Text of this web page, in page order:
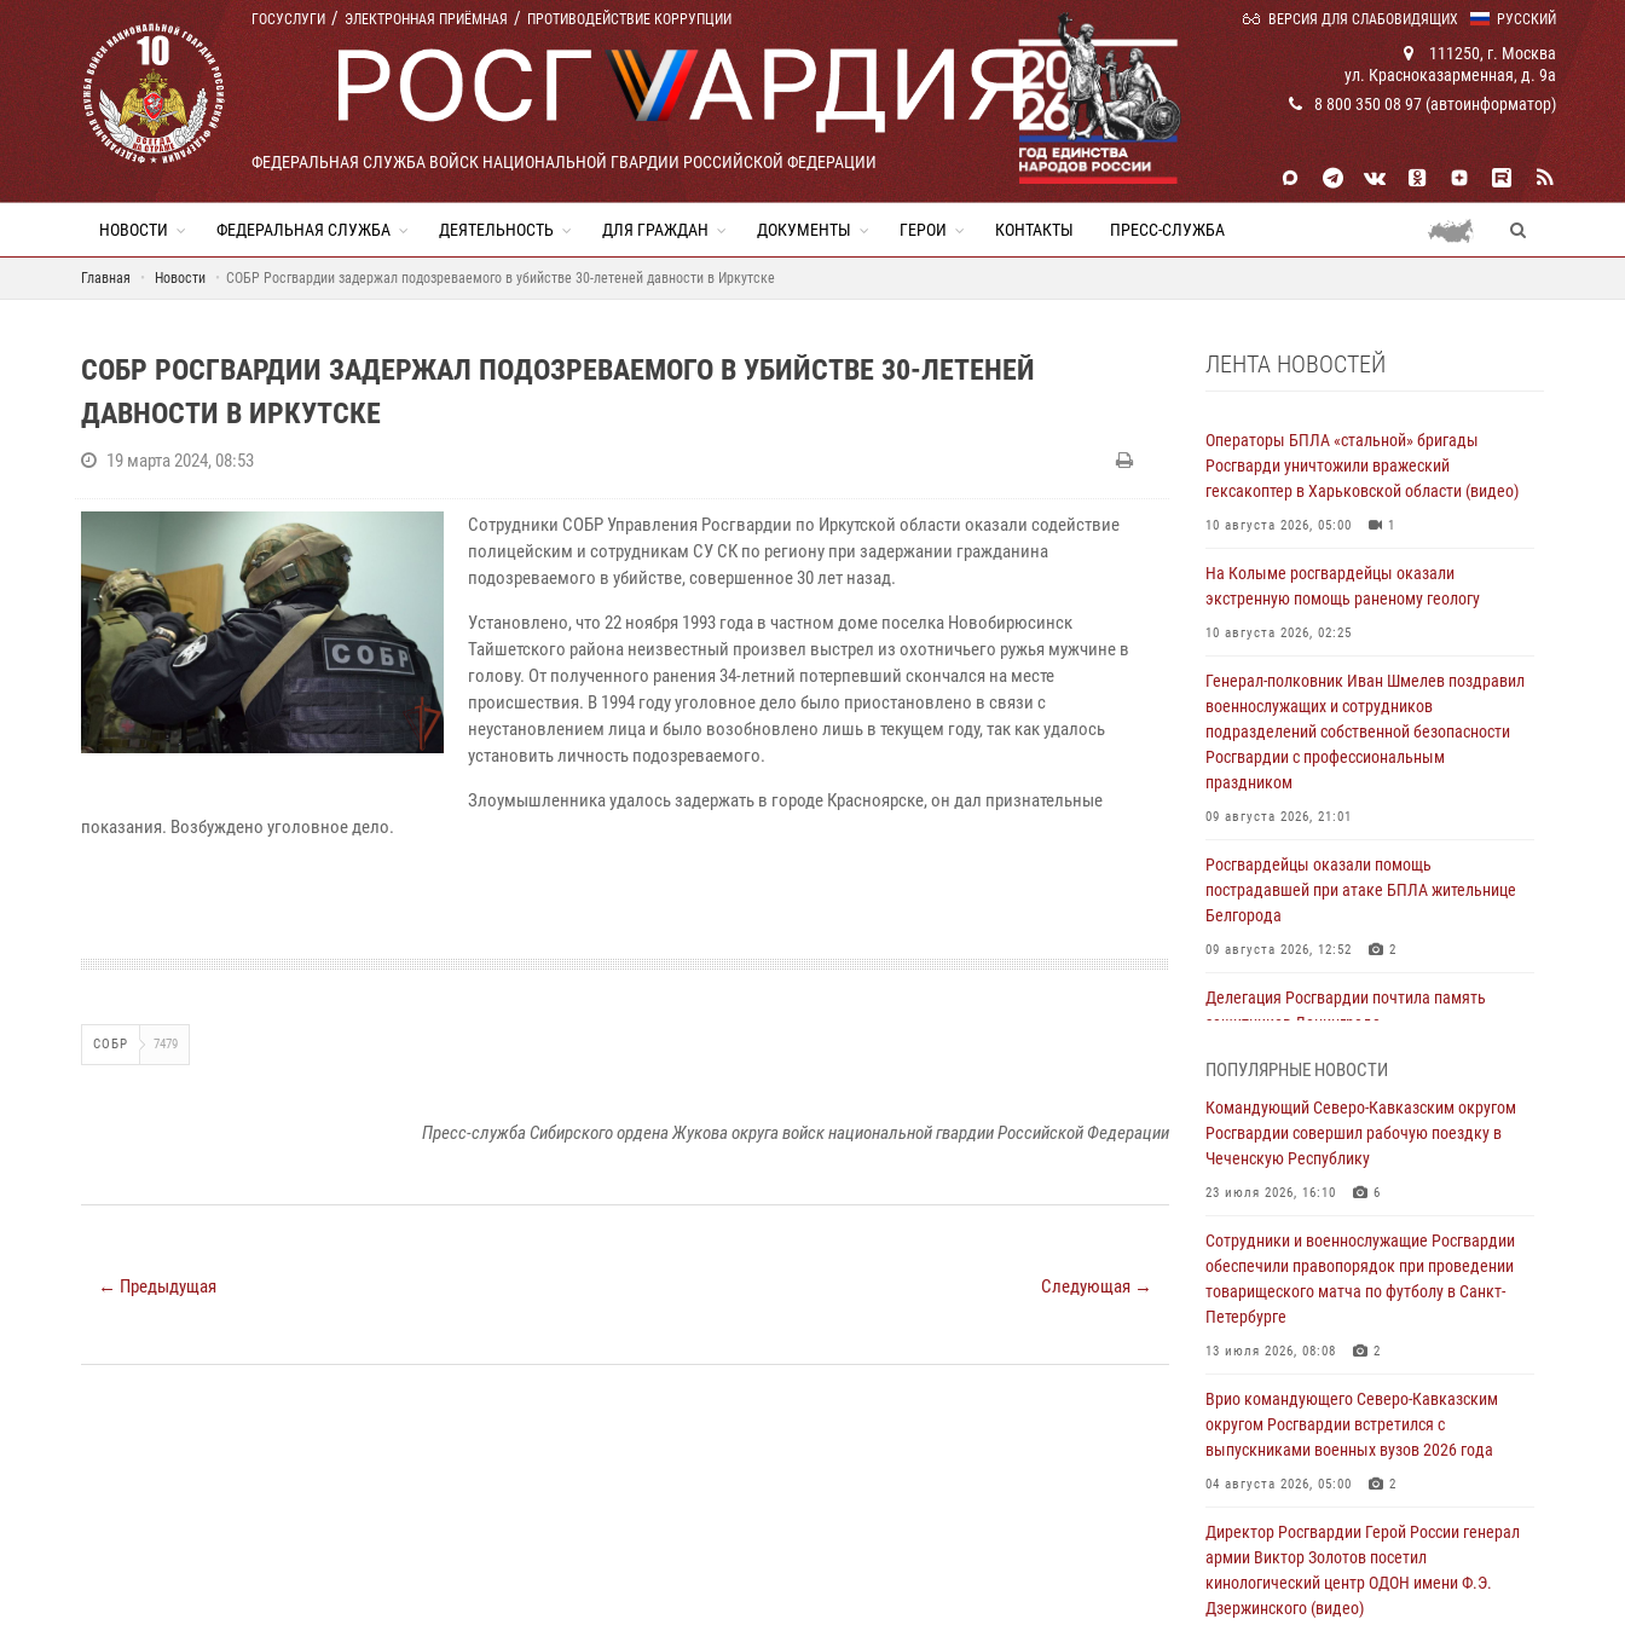
РУССКИЙ
ГОСУСЛУГИ ЭЛЕКТРОННАЯ ПРИЁМНАЯ ПРОТИВОДЕЙСТВИЕ КОРРУПЦИИ ВЕРСИЯ ДЛЯ СЛАБОВИДЯЩИХ
ФЕДЕРАЛЬНАЯ СЛУЖБА ВОЙСК НАЦИОНАЛЬНОЙ ГВАРДИИ РОССИЙСКОЙ ФЕДЕРАЦИИ
111250, г. Москва
ул. Красноказарменная, д. 9а
8 800 350 08 97 (автоинформатор)
НОВОСТИ ФЕДЕРАЛЬНАЯ СЛУЖБА ДЕЯТЕЛЬНОСТЬ ДЛЯ ГРАЖДАН ДОКУМЕНТЫ ГЕРОИ КОНТАКТЫ ПРЕСС-СЛУЖБА
Главная Новости СОБР Росгвардии задержал подозреваемого в убийстве 30-летеней давности в Иркутске
СОБР РОСГВАРДИИ ЗАДЕРЖАЛ ПОДОЗРЕВАЕМОГО В УБИЙСТВЕ 30-ЛЕТЕНЕЙ
ДАВНОСТИ В ИРКУТСКЕ
19 марта 2024, 08:53
Сотрудники СОБР Управления Росгвардии по Иркутской области оказали содействие
полицейским и сотрудникам СУ СК по региону при задержании гражданина
подозреваемого в убийстве, совершенное 30 лет назад.
Установлено, что 22 ноября 1993 года в частном доме поселка Новобирюсинск
Тайшетского района неизвестный произвел выстрел из охотничьего ружья мужчине в
голову. От полученного ранения 34-летний потерпевший скончался на месте
происшествия. В 1994 году уголовное дело было приостановлено в связи с
неустановлением лица и было возобновлено лишь в текущем году, так как удалось
установить личность подозреваемого.
Злоумышленника удалось задержать в городе Красноярске, он дал признательные
показания. Возбуждено уголовное дело.
СОБР 7479
Пресс-служба Сибирского ордена Жукова округа войск национальной гвардии Российской Федерации
← Предыдущая Следующая →
ЛЕНТА НОВОСТЕЙ
Операторы БПЛА «стальной» бригады
Росгварди уничтожили вражеский
гексакоптер в Харьковской области (видео)
10 августа 2026, 05:00 1
На Колыме росгвардейцы оказали
экстренную помощь раненому геологу
10 августа 2026, 02:25
Генерал-полковник Иван Шмелев поздравил
военнослужащих и сотрудников
подразделений собственной безопасности
Росгвардии с профессиональным
праздником
09 августа 2026, 21:01
Росгвардейцы оказали помощь
пострадавшей при атаке БПЛА жительнице
Белгорода
09 августа 2026, 12:52 2
Делегация Росгвардии почтила память
защитников Ленинграда
«Я расскажу вам о Герое»: подвиг Героя
России Сергея Перца (видео)
09 августа 2026, 11:00
детям и помогли нуждающимся гражданам
09 августа 2026, 09:00
В Чеченской Республике пожарные расчеты
Росгвардии и МЧС отработали
09 августа 2026, 08:00 2
В Центральных регионах России
продолжается ведомственная акция
09 августа 2026, 08:00 8
В Кузбассе росгвардейцы помогли вернуть
горожанке пропавшую мать
ПОПУЛЯРНЫЕ НОВОСТИ
Командующий Северо-Кавказским округом
Росгвардии совершил рабочую поездку в
Чеченскую Республику
23 июля 2026, 16:10 6
Сотрудники и военнослужащие Росгвардии
обеспечили правопорядок при проведении
товарищеского матча по футболу в Санкт-
Петербурге
13 июля 2026, 08:08 2
Врио командующего Северо-Кавказским
округом Росгвардии встретился с
выпускниками военных вузов 2026 года
04 августа 2026, 05:00 2
Директор Росгвардии Герой России генерал
армии Виктор Золотов посетил
кинологический центр ОДОН имени Ф.Э.
Дзержинского (видео)